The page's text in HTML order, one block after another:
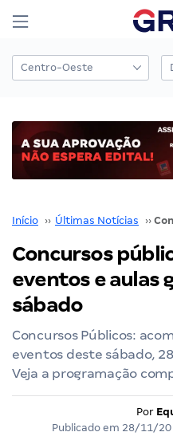
Início ›› Últimas Notícias ››
Concursos
eventos e aulas
sábado
Concursos Públicos:
eventos deste sábado,
Veja a programação
Por
Publicado em 28/11/20